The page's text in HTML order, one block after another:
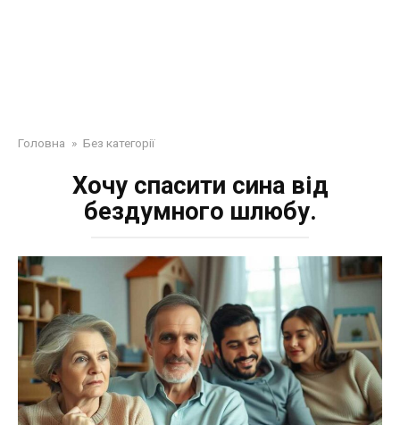
Головна » Без категорії
Хочу спасити сина від
бездумного шлюбу.